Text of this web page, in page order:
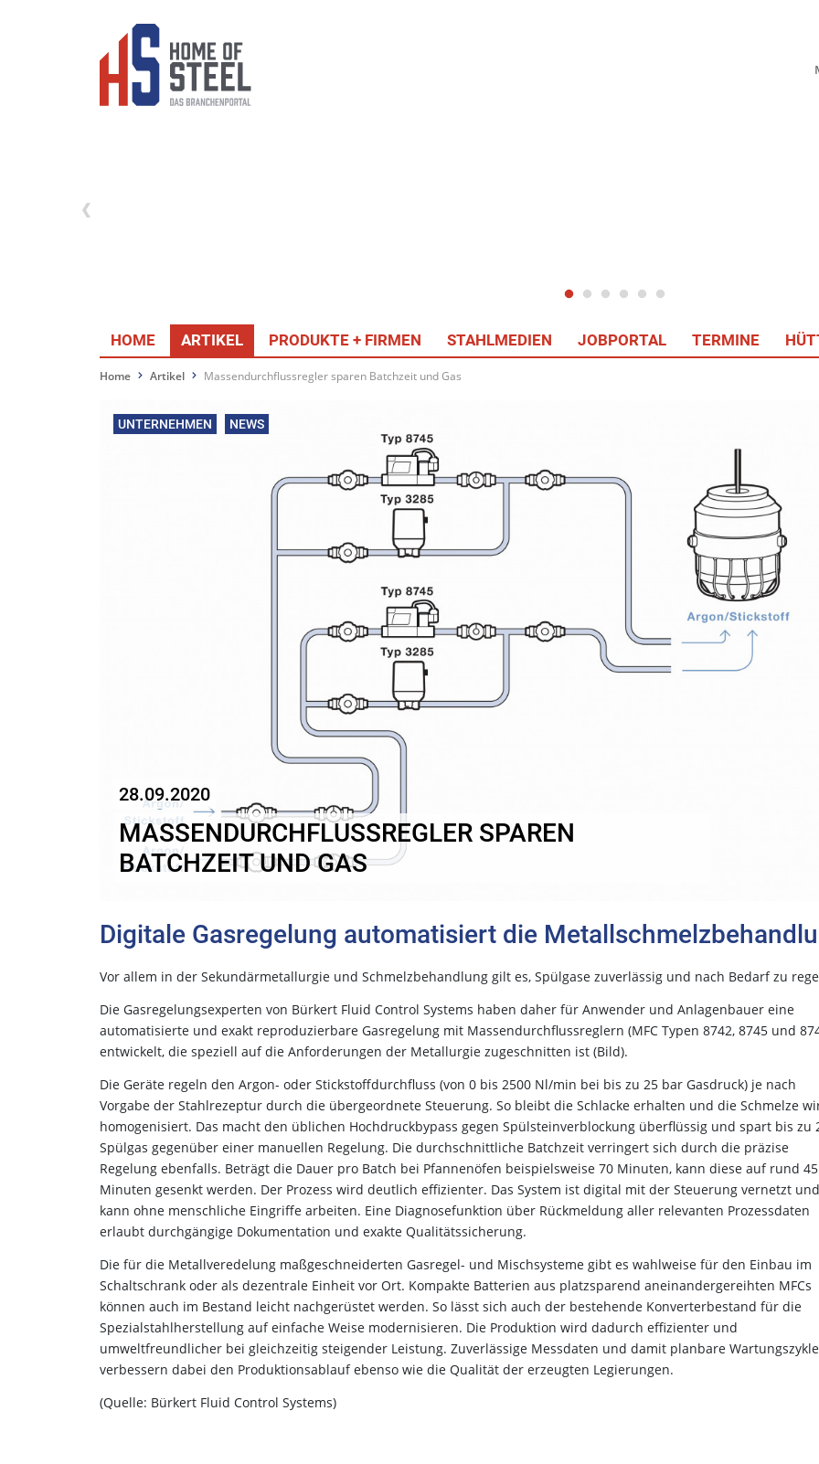
HOME ARTIKEL PRODUKTE + FIRMEN STAHLMEDIEN JOBPORTAL TERMINE
Home Artikel Massendurchflussregler sparen Batchzeit und Gas
UNTERNEHMEN NEWS
28.09.2020
MASSENDURCHFLUSSREGLER SPAREN
BATCHZEIT UND GAS
Digitale Gasregelung automatisiert die
Vor allem in der Sekundärmetallurgie und Schmelzbehandlung gilt es, Spülgase zuverlässig und nach Bedarf zu
Die Gasregelungsexperten von Bürkert Fluid Control Systems haben daher für Anwender und Anlagenbauer eine
automatisierte und exakt reproduzierbare Gasregelung mit Massendurchflussreglern (MFC Typen 8742, 8745 und
entwickelt, die speziell auf die Anforderungen der Metallurgie zugeschnitten ist (Bild).
Die Geräte regeln den Argon- oder Stickstoffdurchfluss (von 0 bis 2500 Nl/min bei bis zu 25 bar Gasdruck) je nach
Vorgabe der Stahlrezeptur durch die übergeordnete Steuerung. So bleibt die Schlacke erhalten und die Schmelze
homogenisiert. Das macht den üblichen Hochdruckbypass gegen Spülsteinverblockung überflüssig und spart bis zu
Spülgas gegenüber einer manuellen Regelung. Die durchschnittliche Batchzeit verringert sich durch die präzise
Regelung ebenfalls. Beträgt die Dauer pro Batch bei Pfannenöfen beispielsweise 70 Minuten, kann diese auf rund 45
Minuten gesenkt werden. Der Prozess wird deutlich effizienter. Das System ist digital mit der Steuerung vernetzt und
kann ohne menschliche Eingriffe arbeiten. Eine Diagnosefunktion über Rückmeldung aller relevanten Prozessdaten
erlaubt durchgängige Dokumentation und exakte Qualitätssicherung.
Die für die Metallveredelung maßgeschneiderten Gasregel- und Mischsysteme gibt es wahlweise für den Einbau im
Schaltschrank oder als dezentrale Einheit vor Ort. Kompakte Batterien aus platzsparend aneinandergereihten MFCs
können auch im Bestand leicht nachgerüstet werden. So lässt sich auch der bestehende Konverterbestand für die
Spezialstahlherstellung auf einfache Weise modernisieren. Die Produktion wird dadurch effizienter und
umweltfreundlicher bei gleichzeitig steigender Leistung. Zuverlässige Messdaten und damit planbare
verbessern dabei den Produktionsablauf ebenso wie die Qualität der erzeugten Legierungen.
(Quelle: Bürkert Fluid Control Systems)